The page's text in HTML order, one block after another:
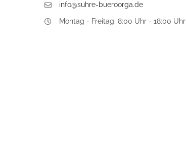
info@suhre-bueroorga.de
Montag - Freitag: 8:00 Uhr - 18:00 Uhr